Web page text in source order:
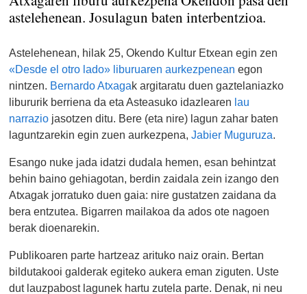
astelehenean. Josulagun baten interbentzioa.
Astelehenean, hilak 25, Okendo Kultur Etxean egin zen
«Desde el otro lado» liburuaren aurkezpenean egon
nintzen. Bernardo Atxagak argitaratu duen gaztelaniazko
libururik berriena da eta Asteasuko idazlearen lau
narrazio jasotzen ditu. Bere (eta nire) lagun zahar baten
laguntzarekin egin zuen aurkezpena,Jabier Muguruza.
Esango nuke jada idatzi dudala hemen, esan behintzat
behin baino gehiagotan, berdin zaidala zein izango den
Atxagak jorratuko duen gaia: nire gustatzen zaidana da
bera entzutea. Bigarren mailakoa da ados ote nagoen
berak dioenarekin.
Publikoaren parte hartzeaz arituko naiz orain. Bertan
bildutakooi galderak egiteko aukera eman ziguten. Uste
dut lauzpabost lagunek hartu zutela parte. Denak, ni neu